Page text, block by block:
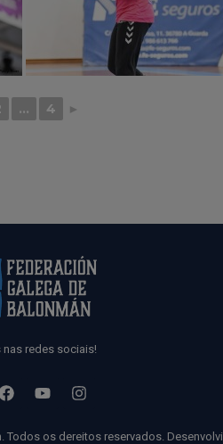
... 4 ►
nas redes sociais!
Todos os dereitos reservados.